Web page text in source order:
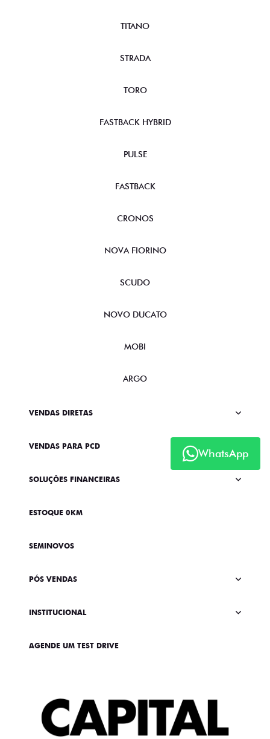
WhatsApp
TITANO
STRADA
TORO
FASTBACK HYBRID
PULSE
FASTBACK
CRONOS
NOVA FIORINO
SCUDO
NOVO DUCATO
MOBI
ARGO
VENDAS DIRETAS
VENDAS PARA PCD
SOLUÇÕES FINANCEIRAS
ESTOQUE 0KM
SEMINOVOS
PÓS VENDAS
INSTITUCIONAL
AGENDE UM TEST DRIVE